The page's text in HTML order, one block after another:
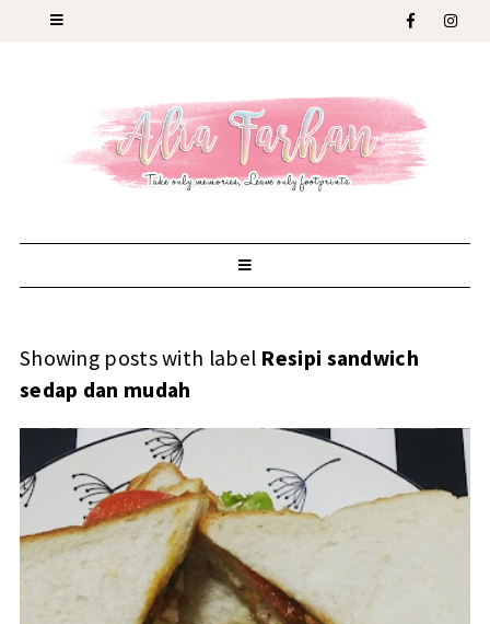
Showing posts with label Resipi sandwich
sedap dan mudah